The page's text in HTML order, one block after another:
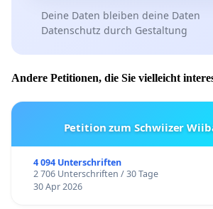
Deine Daten bleiben deine Daten
Datenschutz durch Gestaltung
Andere Petitionen, die Sie vielleicht
Petition zum Schwiizer
4 094 Unterschriften
2 706 Unterschriften / 30 Tage
30 Apr 2026